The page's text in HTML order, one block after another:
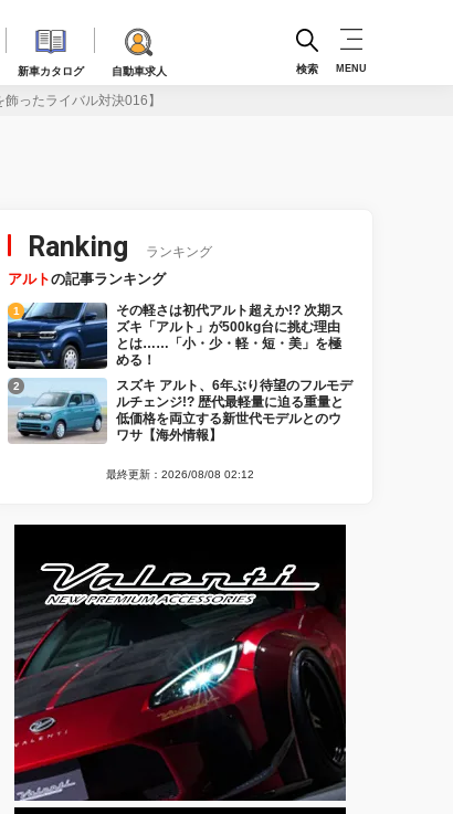
新車カタログ 自動車求人 検索 MENU
ったライバル対決016】
Ranking ランキング
アルトの記事ランキング
その軽さは初代アルト超えか!? 次期ス
ズキ「アルト」が500kg台に挑む理由
とは……「小・少・軽・短・美」を極
める！
スズキ アルト、6年ぶり待望のフルモデ
ルチェンジ!? 歴代最軽量に迫る重量と
低価格を両立する新世代モデルとのウ
ワサ【海外情報】
最終更新：2026/08/08 02:12